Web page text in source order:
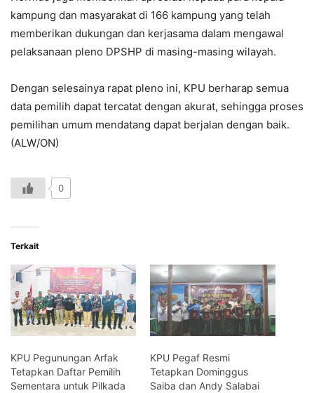
kampung dan masyarakat di 166 kampung yang telah
memberikan dukungan dan kerjasama dalam mengawal
pelaksanaan pleno DPSHP di masing-masing wilayah.
Dengan selesainya rapat pleno ini, KPU berharap semua
data pemilih dapat tercatat dengan akurat, sehingga proses
pemilihan umum mendatang dapat berjalan dengan baik.
(ALW/ON)
0
Terkait
KPU Pegunungan Arfak
Tetapkan Daftar Pemilih
Sementara untuk Pilkada
KPU Pegaf Resmi
Tetapkan Dominggus
Saiba dan Andy Salabai